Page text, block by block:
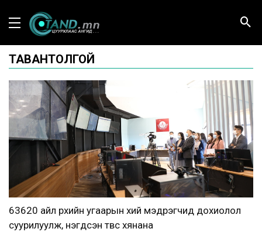
ТАВАНТОЛГОЙ
63620 айл өрхийн угаарын хий мэдрэгчид дохиолол
суурилуулж, нэгдсэн төвөөс хянана